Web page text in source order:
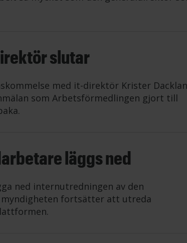
slutar
med it-direktör Krister
som Arbetsförmedlingen gjort till
läggs ned
ned internutredningen av den
fortsätter att utreda